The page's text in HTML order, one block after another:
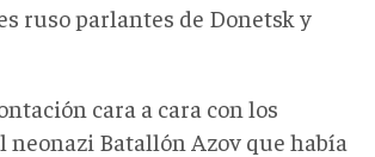
ruso parlantes de Donetsk y
cara a cara con los
Batallón Azov que había